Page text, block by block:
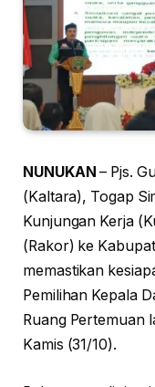
NUNUKAN – Pjs.
(Kaltara), Togap
Kunjungan Kerja
(Rakor) ke
memastikan
Pemilihan Kepala
Ruang Pertemuan
Kamis (31/10).